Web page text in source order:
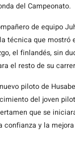
del Campeonato.
de equipo
técnica que mostró
el finlandés, sin
el resto de su
piloto de
del joven
que se
confianza y la